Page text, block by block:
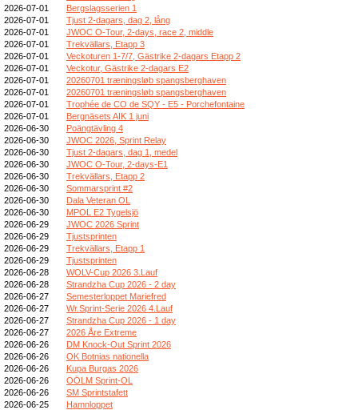
2026-07-01
Bergslagsserien 1
2026-07-01
Tjust 2-dagars, dag 2, lång
2026-07-01
JWOC O-Tour, 2-days, race 2, middle
2026-07-01
Trekvällars, Etapp 3
2026-07-01
Veckoturen 1-7/7, Gästrike 2-dagars Etapp 2
2026-07-01
Veckotur, Gästrike 2-dagars E2
2026-07-01
20260701 træningsløb spangsberghaven
2026-07-01
20260701 træningsløb spangsberghaven
2026-07-01
Trophée de CO de SQY - E5 - Porchefontaine
2026-07-01
Bergnäsets AIK 1 juni
2026-06-30
Poängtävling 4
2026-06-30
JWOC 2026, Sprint Relay
2026-06-30
Tjust 2-dagars, dag 1, medel
2026-06-30
JWOC O-Tour, 2-days-E1
2026-06-30
Trekvällars, Etapp 2
2026-06-30
Sommarsprint #2
2026-06-30
Dala Veteran OL
2026-06-30
MPOL E2 Tygelsjö
2026-06-29
JWOC 2026 Sprint
2026-06-29
Tjustsprinten
2026-06-29
Trekvällars, Etapp 1
2026-06-29
Tjustsprinten
2026-06-28
WOLV-Cup 2026 3.Lauf
2026-06-28
Strandzha Cup 2026 - 2 day
2026-06-27
Semesterloppet Mariefred
2026-06-27
Wr.Sprint-Serie 2026 4.Lauf
2026-06-27
Strandzha Cup 2026 - 1 day
2026-06-27
2026 Åre Extreme
2026-06-26
DM Knock-Out Sprint 2026
2026-06-26
OK Botnias nationella
2026-06-26
Kupa Burgas 2026
2026-06-26
OÖLM Sprint-OL
2026-06-26
SM Sprintstafett
2026-06-25
Hamnloppet